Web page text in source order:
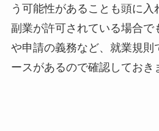
う可能性があることも頭に入
副業が許可されている場合で
や申請の義務など、就業規則
ースがあるので確認しておき